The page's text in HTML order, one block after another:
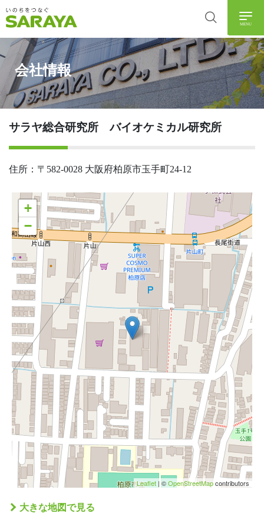
MENU
会社情報
サラヤ総合研究所 バイオケミカル研究所
住所：〒582-0028 大阪府柏原市玉手町24-12
+
−
Leaflet | ©OpenStreetMapcontributors
大きな地図で見る